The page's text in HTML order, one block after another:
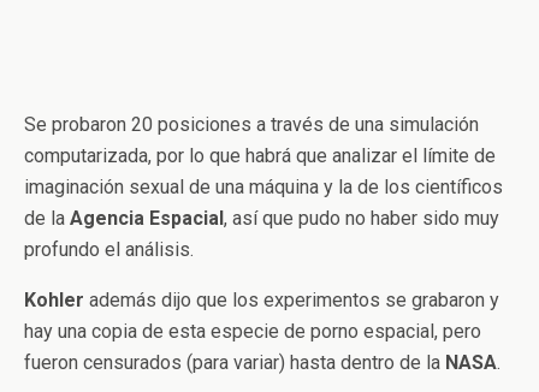
Se probaron 20 posiciones a través de una simulación
computarizada, por lo que habrá que analizar el límite de
imaginación sexual de una máquina y la de los científicos
de la Agencia Espacial, así que pudo no haber sido muy
profundo el análisis.
Kohler además dijo que los experimentos se grabaron y
hay una copia de esta especie de porno espacial, pero
fueron censurados (para variar) hasta dentro de la NASA.